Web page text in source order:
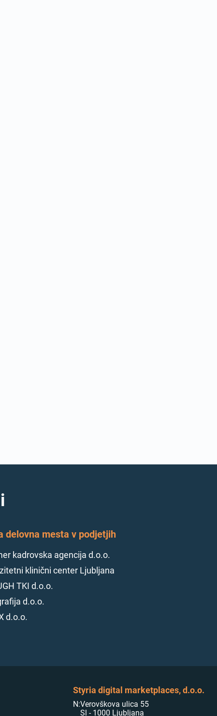
delovna mesta v podjetjih
kadrovska agencija d.o.o.
klinični center Ljubljana
TKI d.o.o.
d.o.o.
d.o.o.
Styria digital marketplaces, d.o.o.
N:Verovškova ulica 55
Sl - 1000 Ljubljana